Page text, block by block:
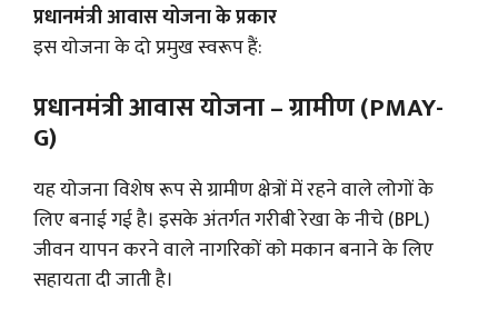
प्रधानमंत्री आवास योजना के प्रकार
इस योजना के दो प्रमुख स्वरूप हैं:
प्रधानमंत्री आवास योजना – ग्रामीण (PMAY-
G)
यह योजना विशेष रूप से ग्रामीण क्षेत्रों में रहने वाले लोगों के
लिए बनाई गई है। इसके अंतर्गत गरीबी रेखा के नीचे (BPL)
जीवन यापन करने वाले नागरिकों को मकान बनाने के लिए
सहायता दी जाती है।